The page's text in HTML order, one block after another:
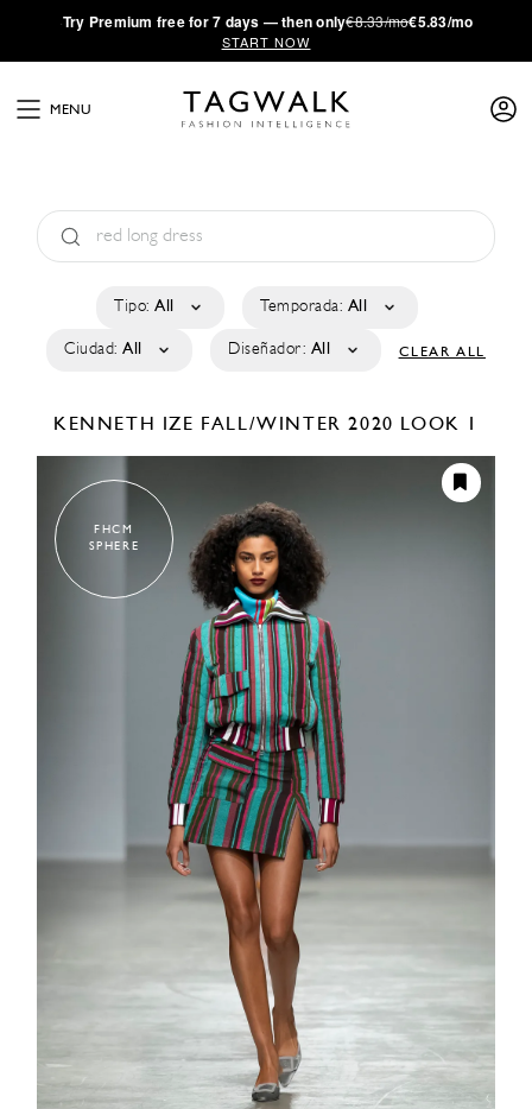
·Try Premium free for 7 days — then only€8.33/mo€5.83/mo
START NOW
MENU
Tipo: All Temporada: All
Ciudad: All Diseñador: All CLEAR ALL
KENNETH IZE FALL/WINTER 2020 LOOK 1
FHCM
SPHERE